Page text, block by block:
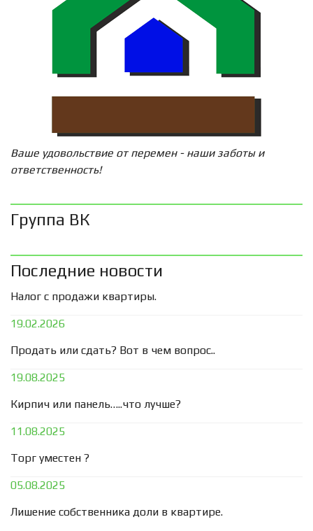
Ваше удовольствие от перемен - наши заботы и
ответственность!
Группа ВК
Последние новости
Налог с продажи квартиры.
19.02.2026
Продать или сдать? Вот в чем вопрос..
19.08.2025
Кирпич или панель…..что лучше?
11.08.2025
Торг уместен ?
05.08.2025
Лишение собственника доли в квартире.